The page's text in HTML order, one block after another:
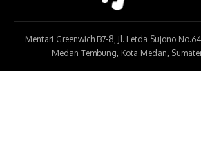
Mentari Greenwich B7-8, Jl. Letda Sujono
Medan Tembung, Kota Medan,